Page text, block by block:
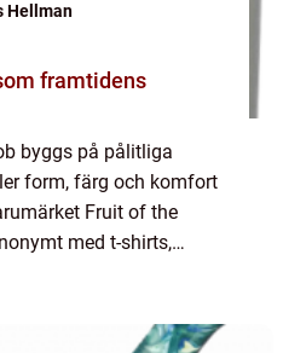
Hellman
byggs på pålitliga
form, färg och komfort
Fruit of the
med t-shirts,